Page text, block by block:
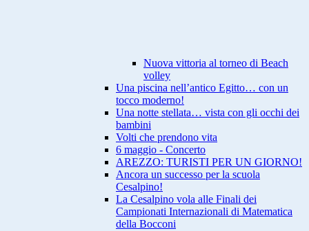
Nuova vittoria al torneo di Beach
volley
Una piscina nell’antico Egitto… con un
tocco moderno!
Una notte stellata… vista con gli occhi dei
bambini
Volti che prendono vita
6 maggio - Concerto
AREZZO: TURISTI PER UN GIORNO!
Ancora un successo per la scuola
Cesalpino!
La Cesalpino vola alle Finali dei
Campionati Internazionali di Matematica
della Bocconi